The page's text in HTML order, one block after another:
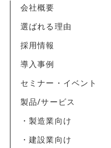
会社概要
選ばれる理由
採用情報
導入事例
セミナー・イベント
製品/サービス
・製造業向け
・建設業向け